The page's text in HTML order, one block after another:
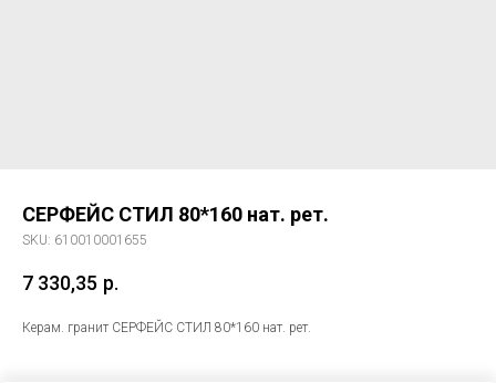
СЕРФЕЙС СТИЛ 80*160 нат. рет.
SKU: 610010001655
7 330,35 р.
Керам. гранит СЕРФЕЙС СТИЛ 80*160 нат. рет.